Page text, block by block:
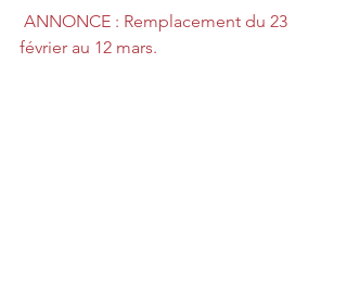
février au 12 mars.